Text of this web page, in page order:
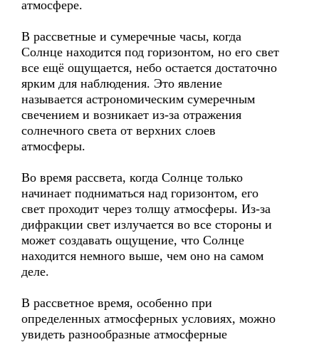
атмосфере.
В рассветные и сумеречные часы, когда
Солнце находится под горизонтом, но его свет
все ещё ощущается, небо остается достаточно
ярким для наблюдения. Это явление
называется астрономическим сумеречным
свечением и возникает из-за отражения
солнечного света от верхних слоев
атмосферы.
Во время рассвета, когда Солнце только
начинает подниматься над горизонтом, его
свет проходит через толщу атмосферы. Из-за
дифракции свет излучается во все стороны и
может создавать ощущение, что Солнце
находится немного выше, чем оно на самом
деле.
В рассветное время, особенно при
определенных атмосферных условиях, можно
увидеть разнообразные атмосферные